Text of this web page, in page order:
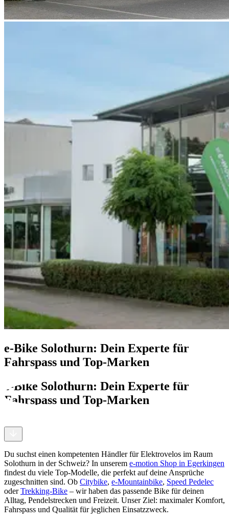
e-Bike Solothurn: Dein Experte für
Fahrspass und Top-Marken
e-Bike Solothurn: Dein Experte für
Fahrspass und Top-Marken
Du suchst einen kompetenten Händler für Elektrovelos im Raum
Solothurn in der Schweiz? In unserem e-motion Shop in Egerkingen
findest du viele Top-Modelle, die perfekt auf deine Ansprüche
zugeschnitten sind. Ob Citybike, e-Mountainbike, Speed Pedelec
oderTrekking-Bike – wir haben das passende Bike für deinen
Alltag, Pendelstrecken und Freizeit. Unser Ziel: maximaler Komfort,
Fahrspass und Qualität für jeglichen Einsatzzweck.